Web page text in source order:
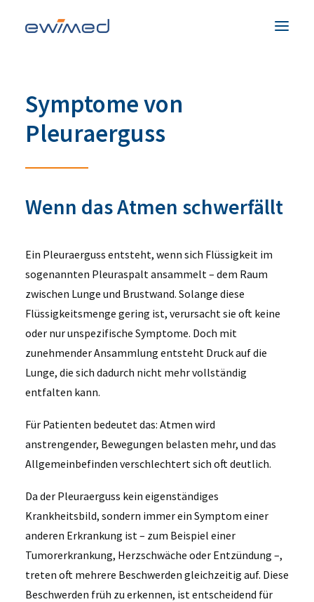
Medizinisches Fachpersonal
Produkte
Unternehmen
Land
Symptome von
Pleuraerguss
Wenn das Atmen schwerfällt
Ein Pleuraerguss entsteht, wenn sich Flüssigkeit im
sogenannten Pleuraspalt ansammelt – dem Raum
zwischen Lunge und Brustwand. Solange diese
Flüssigkeitsmenge gering ist, verursacht sie oft keine
oder nur unspezifische Symptome. Doch mit
zunehmender Ansammlung entsteht Druck auf die
Lunge, die sich dadurch nicht mehr vollständig
entfalten kann.
Für Patienten bedeutet das: Atmen wird
anstrengender, Bewegungen belasten mehr, und das
Allgemeinbefinden verschlechtert sich oft deutlich.
Da der Pleuraerguss kein eigenständiges
Krankheitsbild, sondern immer ein Symptom einer
anderen Erkrankung ist – zum Beispiel einer
Tumorerkrankung, Herzschwäche oder Entzündung –,
treten oft mehrere Beschwerden gleichzeitig auf. Diese
Beschwerden früh zu erkennen, ist entscheidend für